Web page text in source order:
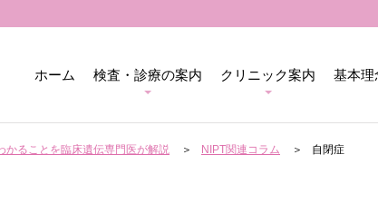
ホーム 検査・診療の案内 クリニック案内 基本理
かることを臨床遺伝専門医が解説 NIPT関連コラム 自閉症